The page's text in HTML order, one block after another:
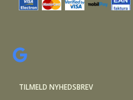
TILMELD NYHEDSBREV